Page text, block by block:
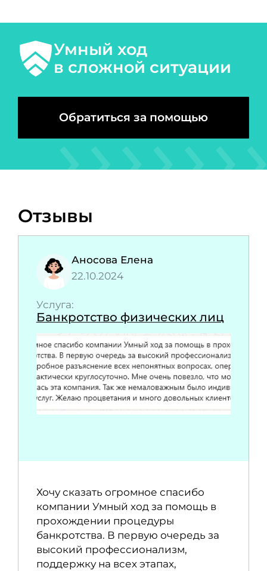
Умный ход
в сложной ситуации
Обратиться за помощью
Отзывы
Аносова Елена
22.10.2024
Услуга:
Банкротство физических лиц
Хочу сказать огромное спасибо
компании Умный ход за помощь в
прохождении процедуры
банкротства. В первую очередь за
высокий профессионализм,
поддержку на всех этапах,